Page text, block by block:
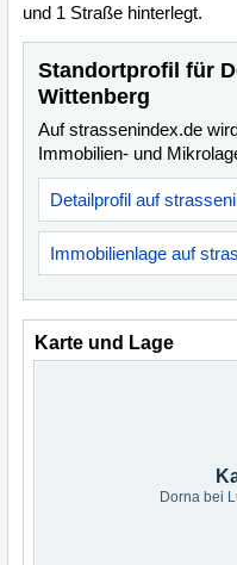
und 1 Straße hinterlegt.
Standortprofil für
Wittenberg
Auf strassenindex.de
Immobilien- und
Detailprofil auf
Immobilienlage auf
Karte und Lage
Dorna bei